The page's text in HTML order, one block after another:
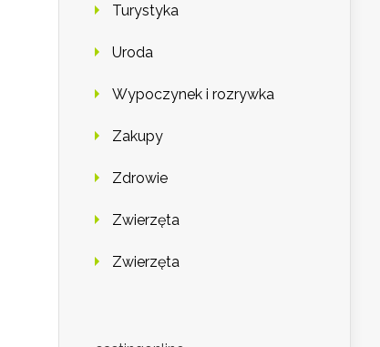
Turystyka
Uroda
Wypoczynek i rozrywka
Zakupy
Zdrowie
Zwierzęta
Zwierzęta